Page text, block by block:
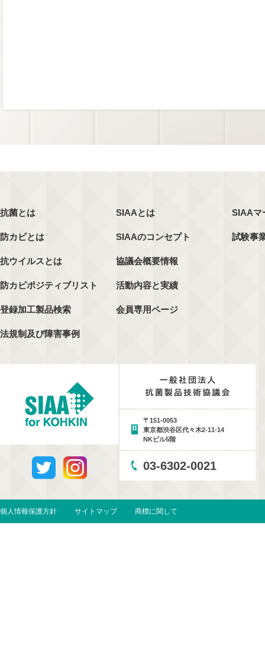
抗菌とは
防カビとは
抗ウイルスとは
防カビポジティブリスト
登録加工製品検索
法規制及び障害事例
SIAAとは
SIAAのコンセプト
協議会概要情報
活動内容と実績
会員専用ページ
SIAAマ
試験事
〒151-0053
東京都渋谷区代々木2-11-14
NKビル5階
03-6302-0021
個人情報保護方針 サイトマップ 商標に関して